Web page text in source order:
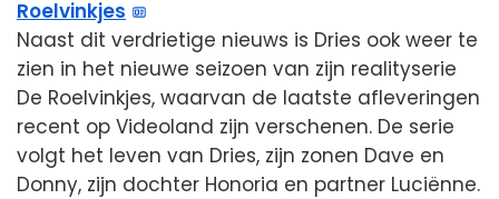
Roelvinkjes
Naast dit verdrietige nieuws is Dries ook weer te
zien in het nieuwe seizoen van zijn realityserie
De Roelvinkjes, waarvan de laatste afleveringen
recent op Videoland zijn verschenen. De serie
volgt het leven van Dries, zijn zonen Dave en
Donny, zijn dochter Honoria en partner Luciënne.